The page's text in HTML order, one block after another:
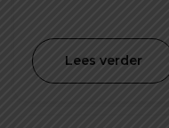
was:
€
Lees verder